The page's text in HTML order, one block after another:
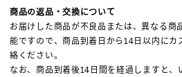
商品の返品・交換について
お届けした商品が不良品または、異なる商
能ですので、商品到着日から14日以内にカ
絡ください。
なお、商品到着後14日間を経過しますと、